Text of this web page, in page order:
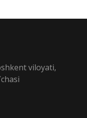
viloyati,